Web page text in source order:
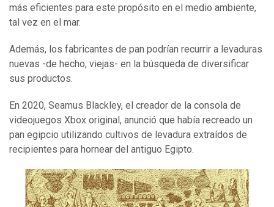
más eficientes para este propósito en el medio ambiente,
tal vez en el mar.
Además, los fabricantes de pan podrían recurrir a levaduras
nuevas -de hecho, viejas- en la búsqueda de diversificar
sus productos.
En 2020, Seamus Blackley, el creador de la consola de
videojuegos Xbox original, anunció que había recreado un
pan egipcio utilizando cultivos de levadura extraídos de
recipientes para hornear del antiguo Egipto.